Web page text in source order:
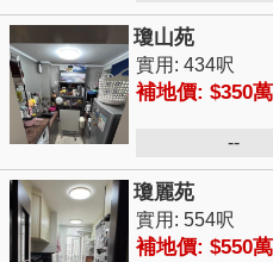
瓊山苑
實用: 434呎
補地價: $350萬
--
瓊麗苑
實用: 554呎
補地價: $550萬